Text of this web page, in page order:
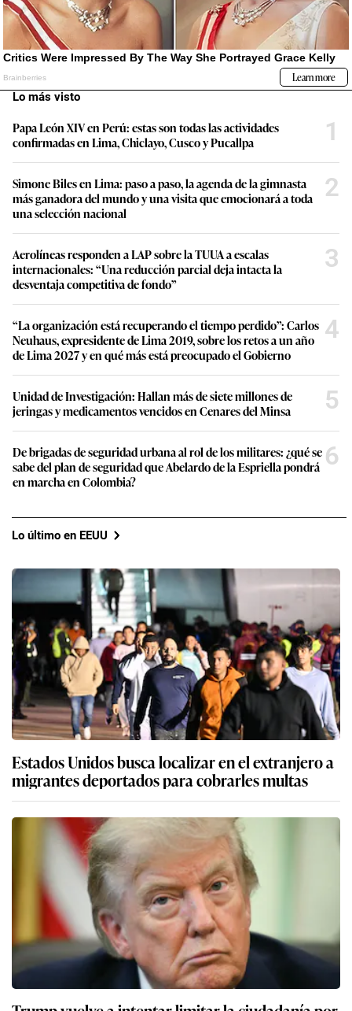
Lo más visto
Papa León XIV en Perú: estas son todas las actividades
confirmadas en Lima, Chiclayo, Cusco y Pucallpa
1
Simone Biles en Lima: paso a paso, la agenda de la gimnasta
más ganadora del mundo y una visita que emocionará a toda
una selección nacional
2
Aerolíneas responden a LAP sobre la TUUA a escalas
internacionales: “Una reducción parcial deja intacta la
desventaja competitiva de fondo”
3
“La organización está recuperando el tiempo perdido”: Carlos
Neuhaus, expresidente de Lima 2019, sobre los retos a un año
de Lima 2027 y en qué más está preocupado el Gobierno
4
Unidad de Investigación: Hallan más de siete millones de
jeringas y medicamentos vencidos en Cenares del Minsa
5
De brigadas de seguridad urbana al rol de los militares: ¿qué se
sabe del plan de seguridad que Abelardo de la Espriella pondrá
en marcha en Colombia?
6
Lo último en EEUU
Estados Unidos busca localizar en el extranjero a
migrantes deportados para cobrarles multas